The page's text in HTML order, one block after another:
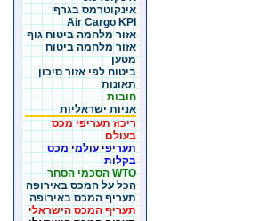
אינקוטרמס בגרף
Air Cargo KPI
אזור מלחמה ביטוח גוף
אזור מלחמה ביטוח
מטען
ביטוח לפי אזור סיכון
תאונות
חובות
אניות ישראליות
ריכוז תעריפי מכס
בעולם
תעריפי עולמי מכס
בקלות
WTO הסכמי הסחר
הכל על המכס באירופה
תעריף המכס באירופה
תעריף המכס הישראלי